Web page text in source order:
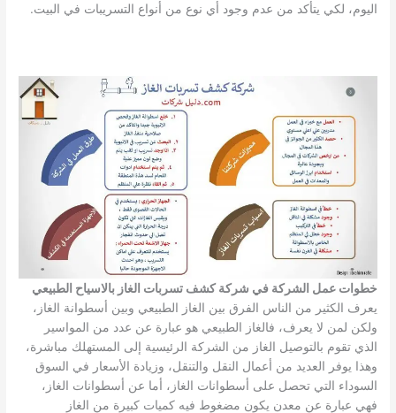
اليوم، لكي يتأكد من عدم وجود أي نوع من أنواع التسريبات في البيت.
خطوات عمل الشركة في شركة كشف تسربات الغاز بالاسياح الطبيعي
يعرف الكثير من الناس الفرق بين الغاز الطبيعي وبين أسطوانة الغاز،
ولكن لمن لا يعرف، فالغاز الطبيعي هو عبارة عن عدد من المواسير
الذي تقوم بالتوصيل الغاز من الشركة الرئيسية إلى المستهلك مباشرة،
وهذا يوفر العديد من أعمال النقل والتنقل، وزيادة الأسعار في السوق
السوداء التي تحصل على أسطوانات الغاز، أما عن أسطوانات الغاز،
فهي عبارة عن معدن يكون مضغوط فيه كميات كبيرة من الغاز